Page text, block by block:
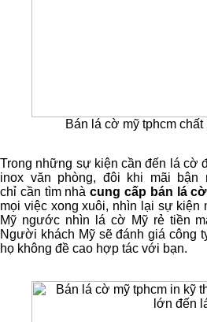
Bán lá cờ mỹ tphcm
Trong những sự kiện cần đến lá cờ
inox văn phòng, đôi khi mãi bận
chỉ cần tìm nhàcung cấp bán lá
mọi việc xong xuôi, nhìn lại sự kiện
Mỹ ngước nhìn lá cờ Mỹ rẻ tiền
Người khách Mỹ sẽ đánh giá công
họ không đề cao hợp tác với bạn.